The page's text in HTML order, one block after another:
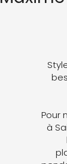
Pour
à